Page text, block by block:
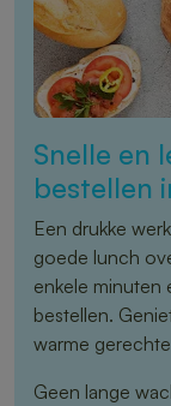
Snelle en
bestellen
Een drukke
goede lunch
enkele minuten
bestellen.
warme
Geen lange